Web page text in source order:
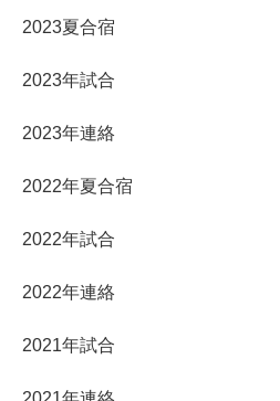
2023夏合宿
2023年試合
2023年連絡
2022年夏合宿
2022年試合
2022年連絡
2021年試合